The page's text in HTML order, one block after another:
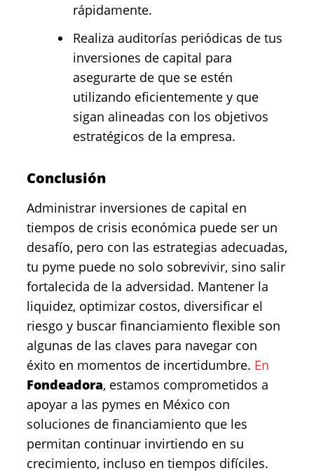
rápidamente.
Realiza auditorías periódicas de tus
inversiones de capital para
asegurarte de que se estén
utilizando eficientemente y que
sigan alineadas con los objetivos
estratégicos de la empresa.
Conclusión
Administrar inversiones de capital en
tiempos de crisis económica puede ser un
desafío, pero con las estrategias adecuadas,
tu pyme puede no solo sobrevivir, sino salir
fortalecida de la adversidad. Mantener la
liquidez, optimizar costos, diversificar el
riesgo y buscar financiamiento flexible son
algunas de las claves para navegar con
éxito en momentos de incertidumbre. En
Fondeadora, estamos comprometidos a
apoyar a las pymes en México con
soluciones de financiamiento que les
permitan continuar invirtiendo en su
crecimiento, incluso en tiempos difíciles.